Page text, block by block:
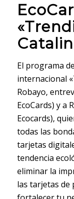
El programa
internacional
Robayo,
EcoCards) y a
Ecocards),
todas las
tarjetas
tendencia
eliminar la
las tarjetas de